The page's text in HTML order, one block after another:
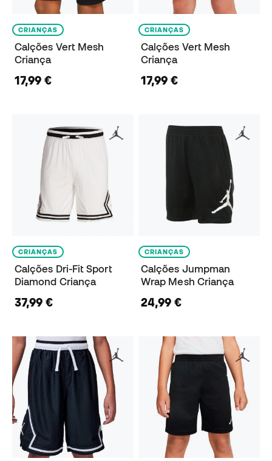
CRIANÇAS
Calções Vert Mesh
Criança
17,99 €
CRIANÇAS
Calções Vert Mesh
Criança
17,99 €
CRIANÇAS
Calções Dri-Fit Sport
Diamond Criança
37,99 €
CRIANÇAS
Calções Jumpman
Wrap Mesh Criança
24,99 €